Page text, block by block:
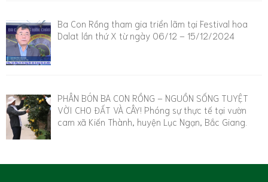
Ba Con Rồng tham gia triển lãm tại Festival hoa
Dalat lần thứ X từ ngày 06/12 – 15/12/2024
PHÂN BÓN BA CON RỒNG – NGUỒN SỐNG TUYỆT
VỜI CHO ĐẤT VÀ CÂY! Phóng sự thực tế tại vườn
cam xã Kiến Thành, huyện Lục Ngạn, Bắc Giang.